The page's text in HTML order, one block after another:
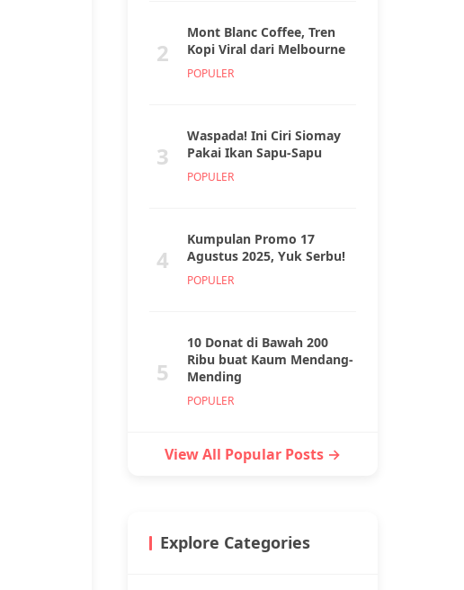
2
Mont Blanc Coffee, Tren
Kopi Viral dari Melbourne
POPULER
3
Waspada! Ini Ciri Siomay
Pakai Ikan Sapu-Sapu
POPULER
4
Kumpulan Promo 17
Agustus 2025, Yuk Serbu!
POPULER
5
10 Donat di Bawah 200
Ribu buat Kaum Mendang-
Mending
POPULER
View All Popular Posts →
Explore Categories